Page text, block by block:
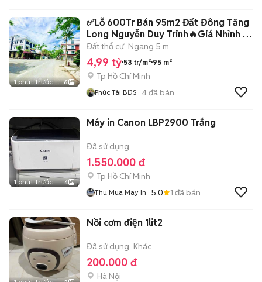
1 phút trước 6
✅Lỗ 600Tr Bán 95m2 Đất Đông Tăng
Long Nguyễn Duy Trinh🔥Giá Nhỉnh 4
Tỷ
Đất thổ cư Ngang 5 m
4,99 tỷ 53 tr/m² 95 m²
Tp Hồ Chí Minh
Phúc Tài BĐS 4đã bán
1 phút trước 4
Máy in Canon LBP2900 Trắng
Đã sử dụng
1.550.000 đ
Tp Hồ Chí Minh
Thu Mua May In 5.0 1 đã bán
Nồi cơm điện 1lit2
Đã sử dụng Khác
200.000 đ
Hà Nội